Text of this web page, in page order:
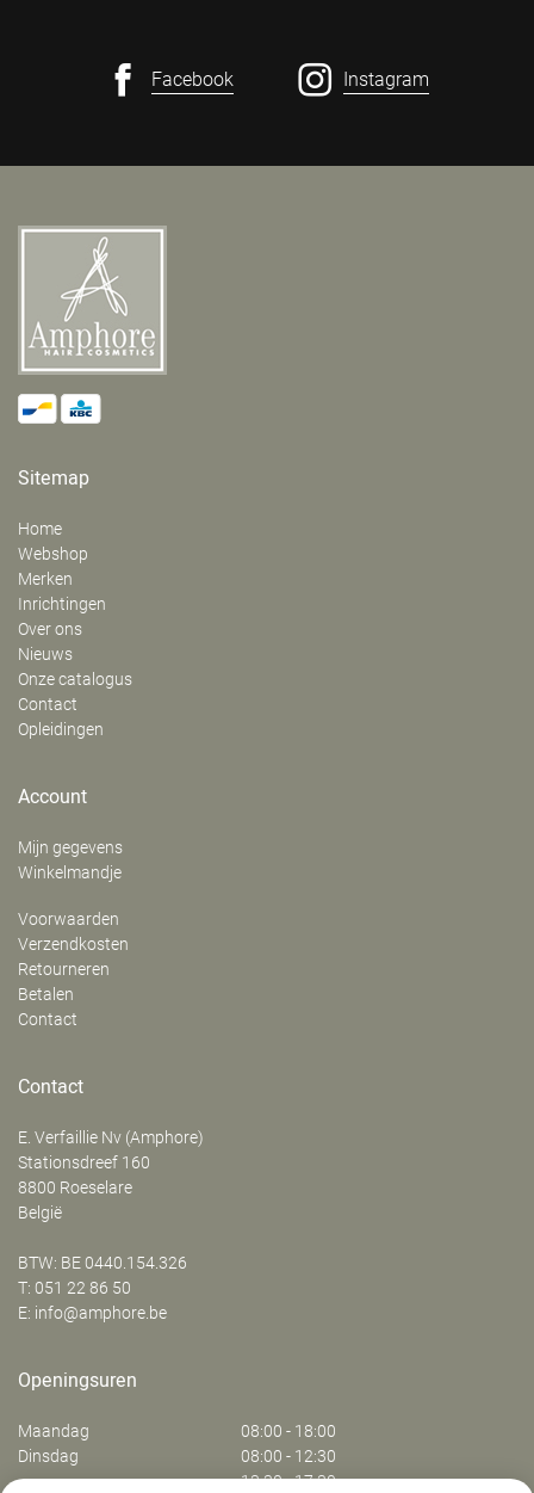
Facebook Instagram
Sitemap
Home
Webshop
Merken
Inrichtingen
Over ons
Nieuws
Onze catalogus
Contact
Opleidingen
Account
Mijn gegevens
Winkelmandje
Voorwaarden
Verzendkosten
Retourneren
Betalen
Contact
Contact
E. Verfaillie Nv (Amphore)
‍Stationsdreef 160
8800 Roeselare
België
BTW: BE 0440.154.326
T: 051 22 86 50
E: info@amphore.be
Openingsuren
Maandag
08:00 - 18:00
Dinsdag
08:00 - 12:30
13:30 - 17:30